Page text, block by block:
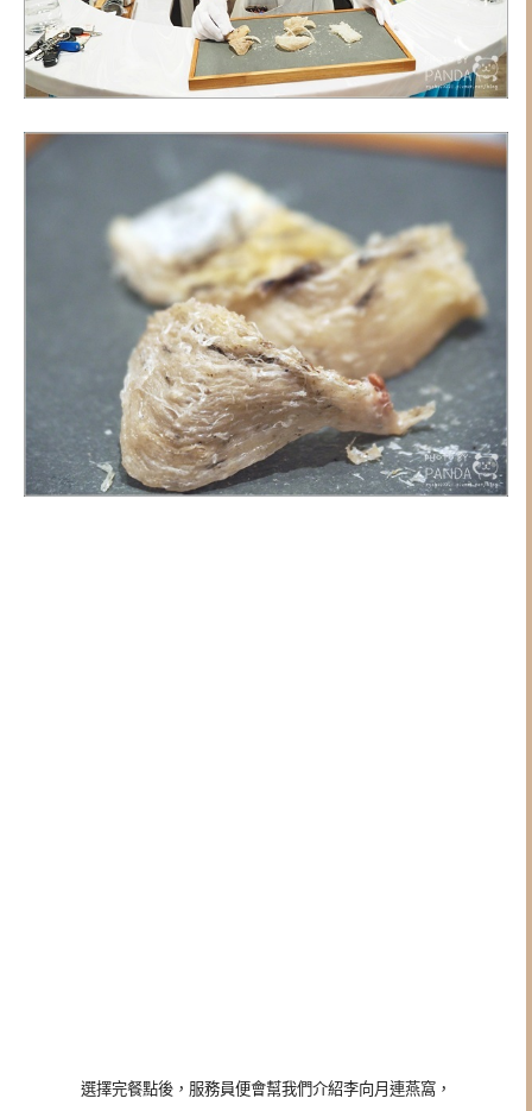
選擇完餐點後，服務員便會幫我們介紹李向月連燕窩，